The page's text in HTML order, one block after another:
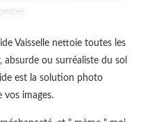
Vaisselle nettoie toutes les
ou surréaliste du sol
est la solution photo
vos images.